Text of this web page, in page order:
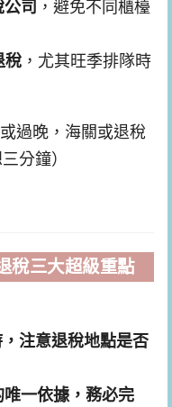
司 ，避免不同櫃檯
稅，尤其旺季排隊時
過晚，海關或退稅
分鐘）
稅三大超級重點
注意退稅地點是否
唯一依據，務必完